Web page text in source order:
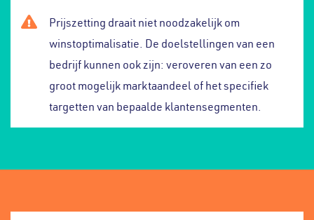
Prijszetting draait niet noodzakelijk om
winstoptimalisatie. De doelstellingen van een
bedrijf kunnen ook zijn: veroveren van een zo
groot mogelijk marktaandeel of het specifiek
targetten van bepaalde klantensegmenten.